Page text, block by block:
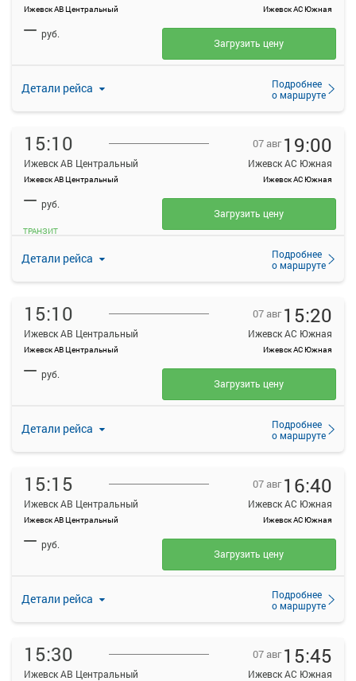
Ижевск АВ Центральный Ижевск АС Южная
Детали рейса
Подробнее
о маршруте
— руб.
Загрузить цену
15:10
Ижевск АВ Центральный
Ижевск АВ Центральный
07 авг 19:00
Ижевск АС Южная
Ижевск АС Южная
Детали рейса
Подробнее
о маршруте
— руб.
ТРАНЗИТ
Загрузить цену
15:10
Ижевск АВ Центральный
Ижевск АВ Центральный
07 авг 15:20
Ижевск АС Южная
Ижевск АС Южная
Детали рейса
Подробнее
о маршруте
— руб.
Загрузить цену
15:15
Ижевск АВ Центральный
Ижевск АВ Центральный
07 авг 16:40
Ижевск АС Южная
Ижевск АС Южная
Детали рейса
Подробнее
о маршруте
— руб.
Загрузить цену
15:30
Ижевск АВ Центральный
07 авг 15:45
Ижевск АС Южная